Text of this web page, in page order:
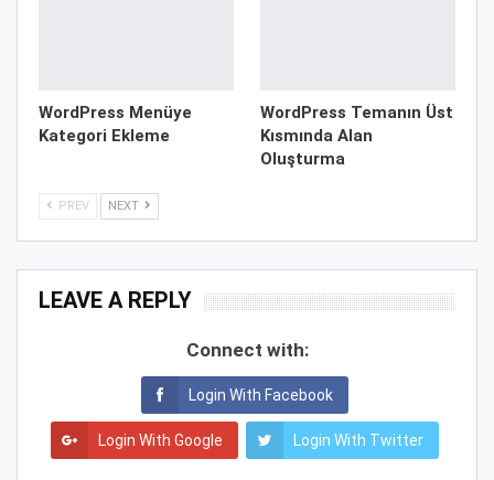
WordPress Menüye
Kategori Ekleme
WordPress Temanın Üst
Kısmında Alan
Oluşturma
PREV NEXT
LEAVE A REPLY
Connect with:
Login With Facebook
Login With Google Login With Twitter